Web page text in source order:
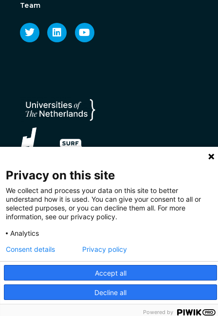
Team
Privacy Disclaimer
Privacy on this site
We collect and process your data on this site to better
understand how it is used. You can give your consent to all or
selected purposes, or you can decline them all. For more
information, see our privacy policy.
Analytics
Accept all
Decline all
Consent details Privacy policy
Powered by